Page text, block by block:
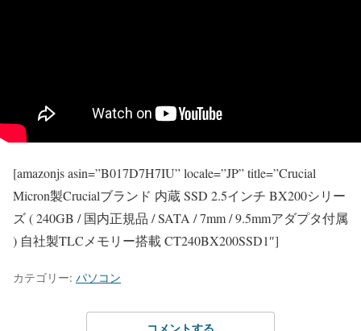
[amazonjs asin=”B017D7H7IU” locale=”JP” title=”Crucial
Micron製Crucialブランド 内蔵 SSD 2.5インチ BX200シリー
ズ ( 240GB / 国内正規品 / SATA / 7mm / 9.5mmアダプタ付属
) 自社製TLCメモリー搭載 CT240BX200SSD1″]
カテゴリー: パソコン
コメントする